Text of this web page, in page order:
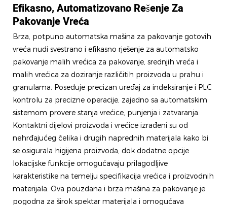
Efikasno, Automatizovano Rešenje Za
Pakovanje Vreća
Brza, potpuno automatska mašina za pakovanje gotovih
vreća nudi svestrano i efikasno rješenje za automatsko
pakovanje malih vrećica za pakovanje, srednjih vreća i
malih vrećica za doziranje različitih proizvoda u prahu i
granulama. Poseduje precizan uređaj za indeksiranje i PLC
kontrolu za precizne operacije, zajedno sa automatskim
sistemom provere stanja vrećice, punjenja i zatvaranja.
Kontaktni dijelovi proizvoda i vrećice izrađeni su od
nehrđajućeg čelika i drugih naprednih materijala kako bi
se osigurala higijena proizvoda, dok dodatne opcije
lokacijske funkcije omogućavaju prilagodljive
karakteristike na temelju specifikacija vrećica i proizvodnih
materijala. Ova pouzdana i brza mašina za pakovanje je
pogodna za širok spektar materijala i omogućava